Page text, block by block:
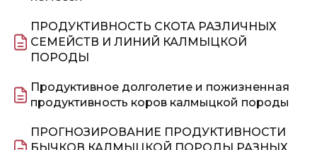
ПРОДУКТИВНОСТЬ СКОТА РАЗЛИЧНЫХ
СЕМЕЙСТВ И ЛИНИЙ КАЛМЫЦКОЙ
ПОРОДЫ
Продуктивное долголетие и пожизненная
продуктивность коров калмыцкой породы
ПРОГНОЗИРОВАНИЕ ПРОДУКТИВНОСТИ